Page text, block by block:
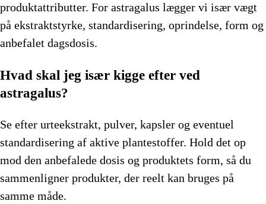
produktattributter. For astragalus lægger vi især vægt
på ekstraktstyrke, standardisering, oprindelse, form og
anbefalet dagsdosis.
Hvad skal jeg især kigge efter ved
astragalus?
Se efter urteekstrakt, pulver, kapsler og eventuel
standardisering af aktive plantestoffer. Hold det op
mod den anbefalede dosis og produktets form, så du
sammenligner produkter, der reelt kan bruges på
samme måde.